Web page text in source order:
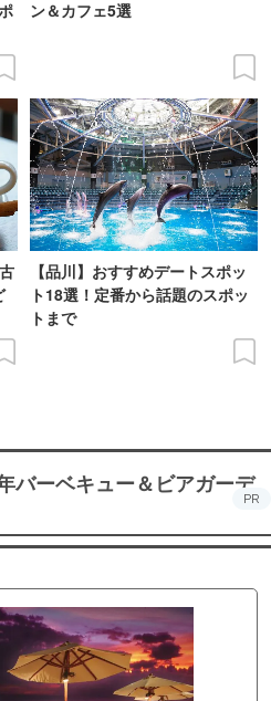
ン＆カフェ5選
【品川】おすすめデートスポッ
ト18選！定番から話題のスポッ
トまで
バーベキュー＆ビアガーデ
PR